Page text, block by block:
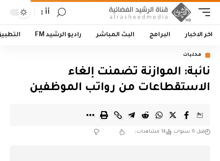
أأ
اخر الاخبار البرامج البث المباشر راديو الرشيد FM
محليات
نائبة: الموازنة تضمنت إلغاء
الاستقطاعات من رواتب الموظفين
قبل 9 سنوات 14 مشاهدات